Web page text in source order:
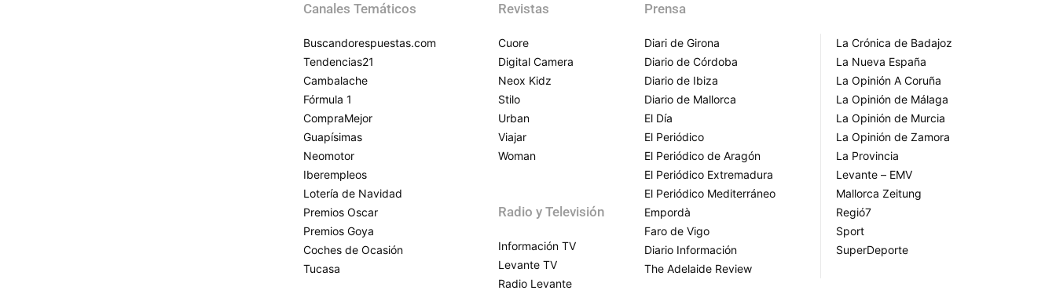
Canales Temáticos
Buscandorespuestas.com
Tendencias21
Cambalache
Fórmula 1
CompraMejor
Guapísimas
Neomotor
Iberempleos
Lotería de Navidad
Premios Oscar
Premios Goya
Coches de Ocasión
Tucasa
Revistas
Cuore
Digital Camera
Neox Kidz
Stilo
Urban
Viajar
Woman
Radio y Televisión
Información TV
Levante TV
Radio Levante
Prensa
Diari de Girona
Diario de Córdoba
Diario de Ibiza
Diario de Mallorca
El Día
El Periódico
El Periódico de Aragón
El Periódico Extremadura
El Periódico Mediterráneo
Empordà
Faro de Vigo
Diario Información
The Adelaide Review
La Crónica de Badajoz
La Nueva España
La Opinión A Coruña
La Opinión de Málaga
La Opinión de Murcia
La Opinión de Zamora
La Provincia
Levante – EMV
Mallorca Zeitung
Regió7
Sport
SuperDeporte